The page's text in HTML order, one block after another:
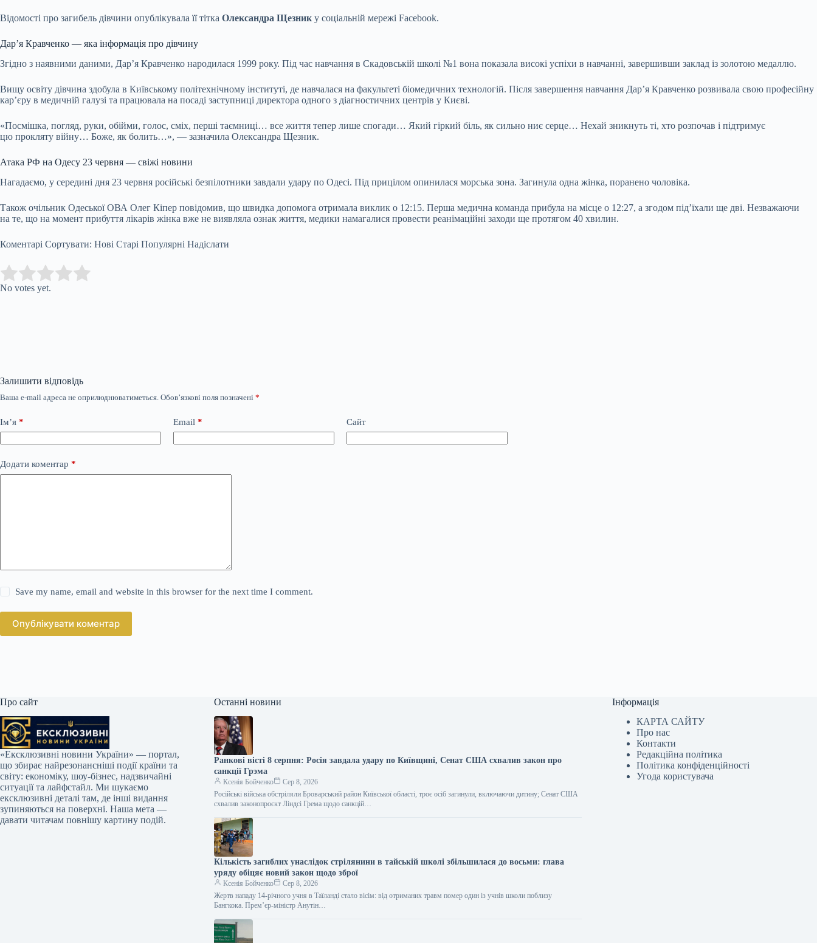
Відомості про загибель дівчини опублікувала її тітка Олександра Щезник у соціальній мережі Facebook.
Дар’я Кравченко — яка інформація про дівчину
Згідно з наявними даними, Дар’я Кравченко народилася 1999 року. Під час навчання в Скадовській школі №1 вона показала високі успіхи в навчанні, завершивши заклад із золотою медаллю.
Вищу освіту дівчина здобула в Київському політехнічному інституті, де навчалася на факультеті біомедичних технологій. Після завершення навчання Дар’я Кравченко розвивала свою професійну
кар’єру в медичній галузі та працювала на посаді заступниці директора одного з діагностичних центрів у Києві.
«Посмішка, погляд, руки, обійми, голос, сміх, перші таємниці… все життя тепер лише спогади… Який гіркий біль, як сильно ниє серце… Нехай зникнуть ті, хто розпочав і підтримує
цю прокляту війну… Боже, як болить…», — зазначила Олександра Щезник.
Атака РФ на Одесу 23 червня — свіжі новини
Нагадаємо, у середині дня 23 червня російські безпілотники завдали удару по Одесі. Під прицілом опинилася морська зона. Загинула одна жінка, поранено чоловіка.
Також очільник Одеської ОВА Олег Кіпер повідомив, що швидка допомога отримала виклик о 12:15. Перша медична команда прибула на місце о 12:27, а згодом під’їхали ще дві. Незважаючи
на те, що на момент прибуття лікарів жінка вже не виявляла ознак життя, медики намагалися провести реанімаційні заходи ще протягом 40 хвилин.
Коментарі Сортувати: Нові Старі Популярні Надіслати
Rate this item:
No votes yet.
Залишити відповідь
Ваша e-mail адреса не оприлюднюватиметься. Обов’язкові поля позначені *
Ім’я * Email * Сайт
Додати коментар *
Save my name, email and website in this browser for the next time I comment.
Опублікувати коментар
Про сайт
«Ексклюзивні новини України» — портал,
що збирає найрезонансніші події країни та
світу: економіку, шоу-бізнес, надзвичайні
ситуації та лайфстайл. Ми шукаємо
ексклюзивні деталі там, де інші видання
зупиняються на поверхні. Наша мета —
давати читачам повнішу картину подій.
Останні новини
Ранкові вісті 8 серпня: Росія завдала удару по Київщині, Сенат США схвалив закон про
санкції Грэма
Ксенія Бойченко
Сер 8, 2026
Російські війська обстріляли Броварський район Київської області, троє осіб загинули, включаючи дитину; Сенат США
схвалив законопроєкт Ліндсі Грема щодо санкцій…
Кількість загиблих унаслідок стрілянини в тайській школі збільшилася до восьми: глава
уряду обіцяє новий закон щодо зброї
Ксенія Бойченко
Сер 8, 2026
Жертв нападу 14-річного учня в Таїланді стало вісім: від отриманих травм помер один із учнів школи поблизу
Бангкока. Прем’єр-міністр Анутін…
Інформація
КАРТА САЙТУ
Про нас
Контакти
Редакційна політика
Політика конфіденційності
Угода користувача